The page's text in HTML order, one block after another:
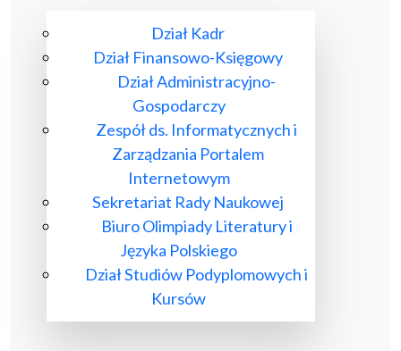
Dział Kadr
Dział Finansowo-Księgowy
Dział Administracyjno-
Gospodarczy
Zespół ds. Informatycznych i
Zarządzania Portalem
Internetowym
Sekretariat Rady Naukowej
Biuro Olimpiady Literatury i
Języka Polskiego
Dział Studiów Podyplomowych i
Kursów